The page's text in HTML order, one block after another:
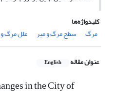
کلیدواژه‌ها
مرگ
سطح مرگ و میر علل مرگ
عنوان مقاله English
in the City of